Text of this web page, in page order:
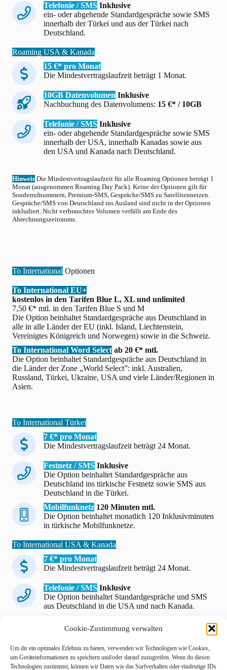
Cookie-Zustimmung verwalten
Um dir ein optimales Erlebnis zu bieten, verwenden wir Technologien wie Cookies,
um Geräteinformationen zu speichern und/oder darauf zuzugreifen. Wenn du diesen
Technologien zustimmst, können wir Daten wie das Surfverhalten oder eindeutige IDs
Telefonie / SMS Inklusive
ein- oder abgehende Standardgespräche sowie SMS
innerhalb der Türkei und aus der Türkei nach
Deutschland.
Roaming USA & Kanada
15 €* pro Monat
Die Mindestvertragslaufzeit beträgt 1 Monat.
10GB Datenvolumen Inklusive
Nachbuchung des Datenvolumens: 15 €* / 10GB
Telefonie / SMS Inklusive
ein- oder abgehende Standardgespräche sowie SMS
innerhalb der USA, innerhalb Kanadas sowie aus
den USA und Kanada nach Deutschland.
Hinweis Die Mindestvertragslaufzeit für alle Roaming Optionen beträgt 1
Monat (ausgenommen Roaming Day Pack). Keine der Optionen gilt für
Sonderrufnummern, Premium-SMS, Gespräche/SMS zu Satellitennetzen.
Gespräche/SMS von Deutschland ins Ausland sind nicht in der Optionen
inkludiert. Nicht verbrauchtes Volumen verfällt am Ende des
Abrechnungszeitraums.
To International Optionen
To International EU+
kostenlos in den Tarifen Blue L, XL und unlimited
7,50 €* mtl. in den Tarifen Blue S und M
Die Option beinhaltet Standardgespräche aus Deutschland in
alle in alle Länder der EU (inkl. Island, Liechtenstein,
Vereinigtes Königreich und Norwegen) sowie in die Schweiz.
To International Word Select ab 20 €* mtl.
Die Option beinhaltet Standardgespräche aus Deutschland in
die Länder der Zone „World Select”: inkl. Australien,
Russland, Türkei, Ukraine, USA und viele Länder/Regionen in
Asien.
To International Türkei
7 €* pro Monat
Die Mindestvertragslaufzeit beträgt 24 Monat.
Festnetz / SMS Inklusive
Die Option beinhaltet Standardgespräche aus
Deutschland ins türkische Festnetz sowie SMS aus
Deutschland in die Türkei.
Mobilfunknetz 120 Minuten mtl.
Die Option beinhaltet monatlich 120 Inklusivminuten
in türkische Mobilfunknetze.
To International USA & Kanada
7 €* pro Monat
Die Mindestvertragslaufzeit beträgt 24 Monat.
Telefonie / SMS Inklusive
Die Option beinhaltet Standardgespräche und SMS
aus Deutschland in die USA und nach Kanada.
Die Mindestvertragslaufzeit für alle To International Optionen
SMS aus Deutschland. Davon ausgenommen sind Premium-SMS,
Rufumleitungen und Mailbox-Weiterleitungen sowie Anrufe zu
Sonderrufnummern.